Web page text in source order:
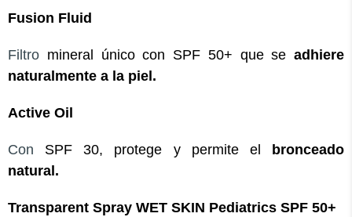
Fusion Fluid
Filtro mineral único con SPF 50+ que se adhiere
naturalmente a la piel.
Active Oil
Con SPF 30, protege y permite el
bronceado
natural.
Transparent Spray WET SKIN Pediatrics SPF 50+